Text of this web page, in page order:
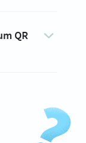
QR